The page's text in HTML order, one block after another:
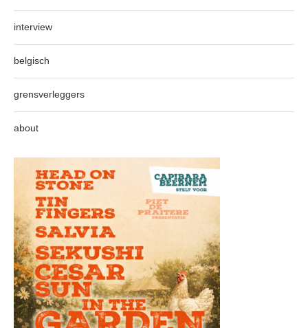
interview
belgisch
grensverleggers
about